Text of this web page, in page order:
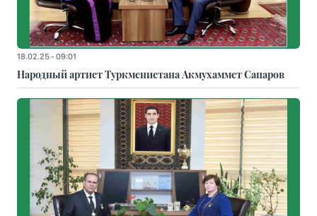
18.02.25 - 09:01
Народный артист Туркменистана Акмухаммет Сапаров